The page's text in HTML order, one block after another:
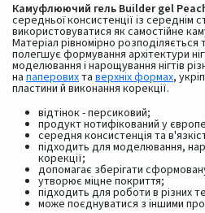
Камуфлюючий гель Builder gel
середньої консистенції із
використовуватися як самостійне
Матеріал рівномірно
полегшує формування архітектури
моделювання і нарощування нігтів
на паперовихта верхніх формах,
пластини й виконання корекції.
відтінок - персиковий;
продукт нотифікований у
середня консистенція та
підходить для моделювання,
корекції;
допомагає зберігати
утворює міцне покриття;
підходить для роботи в різних
може поєднуватися з іншими